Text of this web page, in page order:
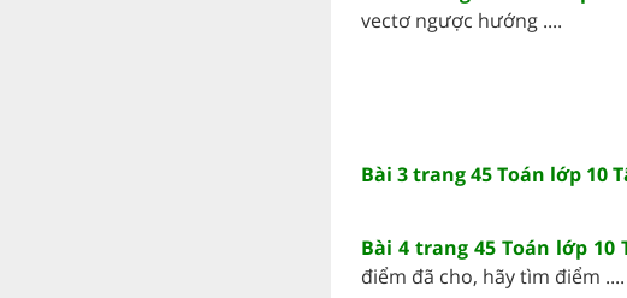
vectơ ngược hướng ....
Bài 3 trang 45 Toán lớp 10
Bài 4 trang 45 Toán lớp 10
điểm đã cho, hãy tìm điểm ....